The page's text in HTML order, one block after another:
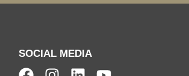
SOCIAL MEDIA